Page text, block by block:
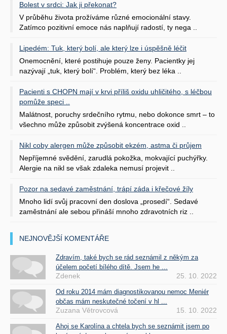
Bolest v srdci: Jak ji překonat?
V průběhu života prožíváme různé emocionální stavy.
Zatímco pozitivní emoce nás naplňují radostí, ty nega ..
Lipedém: Tuk, který bolí, ale který lze i úspěšně léčit
Onemocnění, které postihuje pouze ženy. Pacientky jej
nazývají „tuk, který bolí“. Problém, který bez léka ..
Pacienti s CHOPN mají v krvi příliš oxidu uhličitého, s léčbou
pomůže speci ..
Malátnost, poruchy srdečního rytmu, nebo dokonce smrt – to
všechno může způsobit zvýšená koncentrace oxid ..
Nikl coby alergen může způsobit ekzém, astma či průjem
Nepříjemné svědění, zarudlá pokožka, mokvající puchýřky.
Alergie na nikl se však zdaleka nemusí projevit ..
Pozor na sedavé zaměstnání, trápí záda i křečové žíly
Mnoho lidí svůj pracovní den doslova „prosedí“. Sedavé
zaměstnání ale sebou přináší mnoho zdravotních riz ..
NEJNOVĚJŠÍ KOMENTÁŘE
Zdravím, také bych se rád seznámil z někým za
účelem početí bílého dítě. Jsem he ...
Zdenek 25. 10. 2022
Od roku 2014 mám diagnostikovanou nemoc Meniér
občas mám neskutečné točení v hl ...
Zuzana Větrovcová 15. 10. 2022
Ahoj se Karolína a chtela bych se seznámit jsem po